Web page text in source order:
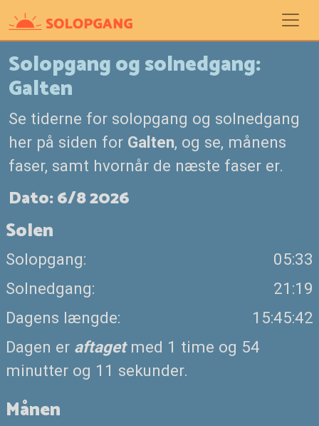
Solopgang og solnedgang:
Galten
Se tiderne for solopgang og solnedgang
her på siden for Galten, og se, månens
faser, samt hvornår de næste faser er.
Dato: 6/8 2026
Solen
Solopgang:
05:33
Solnedgang:
21:19
Dagens længde:
15:45:42
Dagen er aftagetmed 1 time og 54
minutter og 11 sekunder.
Månen